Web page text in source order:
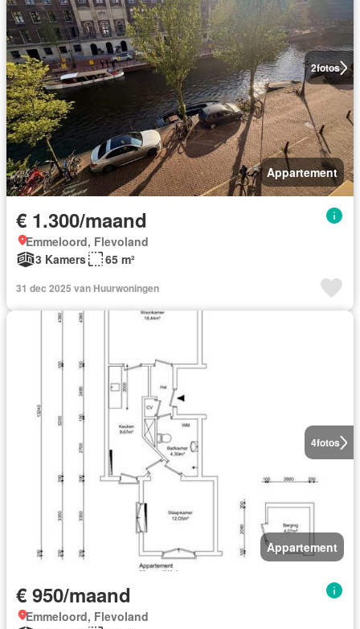
2fotos
Appartement
€ 1.300/maand
Emmeloord, Flevoland
3 Kamers
65 m²
31 dec 2025 van Huurwoningen
4fotos
Appartement
€ 950/maand
Emmeloord, Flevoland